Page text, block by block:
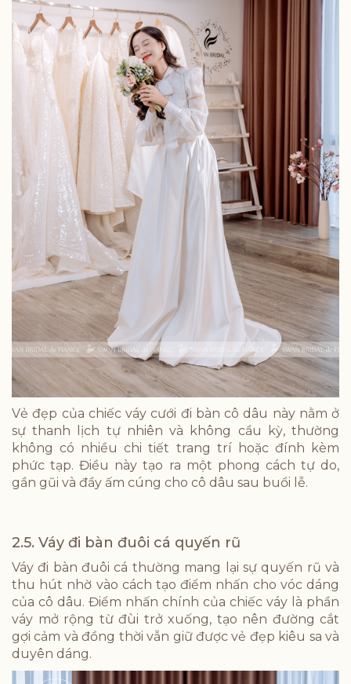
Vẻ đẹp của chiếc váy cưới đi bàn cô dâu này nằm ở
sự thanh lịch tự nhiên và không cầu kỳ, thường
không có nhiều chi tiết trang trí hoặc đính kèm
phức tạp. Điều này tạo ra một phong cách tự do,
gần gũi và đầy ấm cúng cho cô dâu sau buổi lễ.
2.5. Váy đi bàn đuôi cá quyến rũ
Váy đi bàn đuôi cá thường mang lại sự quyến rũ và
thu hút nhờ vào cách tạo điểm nhấn cho vóc dáng
của cô dâu. Điểm nhấn chính của chiếc váy là phần
váy mở rộng từ đùi trở xuống, tạo nên đường cắt
gợi cảm và đồng thời vẫn giữ được vẻ đẹp kiêu sa và
duyên dáng.